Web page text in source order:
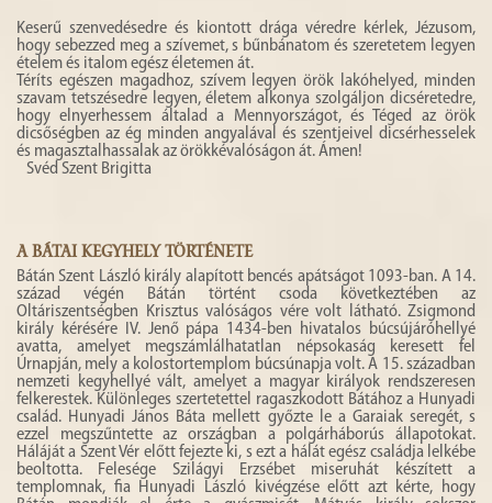
Keserű szenvedésedre és kiontott drága véredre kérlek, Jézusom,
hogy sebezzed meg a szívemet, s bűnbánatom és szeretetem legyen
ételem és italom egész életemen át.
Téríts egészen magadhoz, szívem legyen örök lakóhelyed, minden
szavam tetszésedre legyen, életem alkonya szolgáljon dicséretedre,
hogy elnyerhessem általad a Mennyországot, és Téged az örök
dicsőségben az ég minden angyalával és szentjeivel dicsérhesselek
és magasztalhassalak az örökkévalóságon át. Ámen!
Svéd Szent Brigitta
A BÁTAI KEGYHELY TÖRTÉNETE
Bátán Szent László király alapított bencés apátságot 1093-ban. A 14.
század végén Bátán történt csoda következtében az
Oltáriszentségben Krisztus valóságos vére volt látható. Zsigmond
király kérésére IV. Jenő pápa 1434-ben hivatalos búcsújáróhellyé
avatta, amelyet megszámlálhatatlan népsokaság keresett fel
Úrnapján, mely a kolostortemplom búcsúnapja volt. A 15. században
nemzeti kegyhellyé vált, amelyet a magyar királyok rendszeresen
felkerestek. Különleges szertetettel ragaszkodott Bátához a Hunyadi
család. Hunyadi János Báta mellett győzte le a Garaiak seregét, s
ezzel megszűntette az országban a polgárháborús állapotokat.
Háláját a Szent Vér előtt fejezte ki, s ezt a hálát egész családja lelkébe
beoltotta. Felesége Szilágyi Erzsébet miseruhát készített a
templomnak, fia Hunyadi László kivégzése előtt azt kérte, hogy